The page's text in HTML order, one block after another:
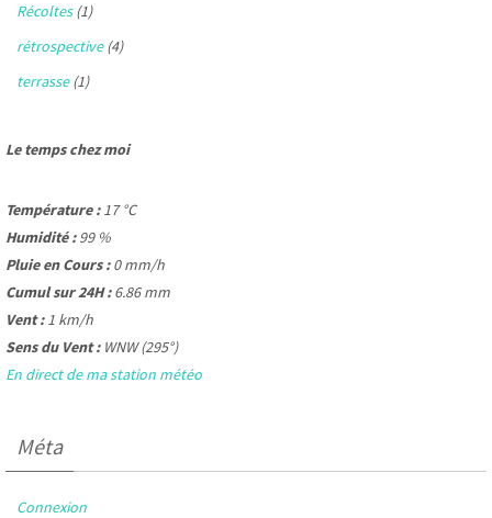
Récoltes(1)
rétrospective(4)
terrasse(1)
Le temps chez moi
Température :17 °C
Humidité :99 %
Pluie en Cours :0 mm/h
Cumul sur 24H :6.86 mm
Vent :1 km/h
Sens du Vent :WNW (295°)
En direct de ma station météo
Méta
Connexion